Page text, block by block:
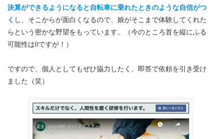
決算ができるようになると自転車に乗れたときのような自信がつ
く し、そこからが面白くなるので、娘がそこまで体験してくれた
らという密かな野望をもっています。（今のところ首を縦にふる
可能性は0ですが！）
ですので、個人としてもぜひ協力したく、即答で依頼を引き受け
ました（笑）